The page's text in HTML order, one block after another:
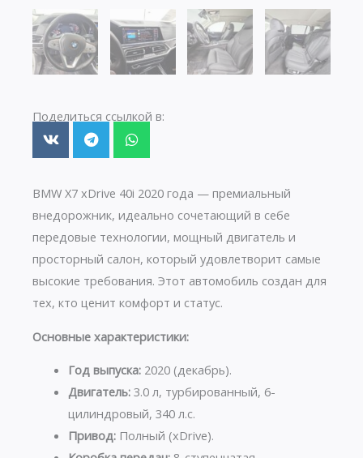
Поделиться ссылкой в:
BMW X7 xDrive 40i 2020 года — премиальный
внедорожник, идеально сочетающий в себе
передовые технологии, мощный двигатель и
просторный салон, который удовлетворит самые
высокие требования. Этот автомобиль создан для
тех, кто ценит комфорт и статус.
Основные характеристики:
Год выпуска:2020 (декабрь).
Двигатель:3.0 л, турбированный, 6-
цилиндровый, 340 л.с.
Привод:Полный (xDrive).